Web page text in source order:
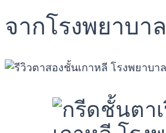
จากโรงพยาบา